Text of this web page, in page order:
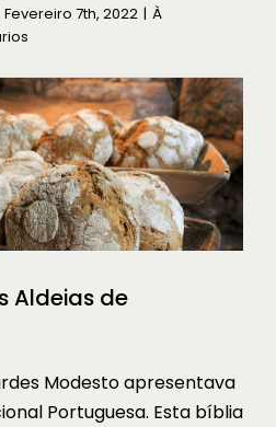
Fevereiro 7th, 2022 | À
Aldeias de
Modesto apresentava
Portuguesa. Esta bíblia